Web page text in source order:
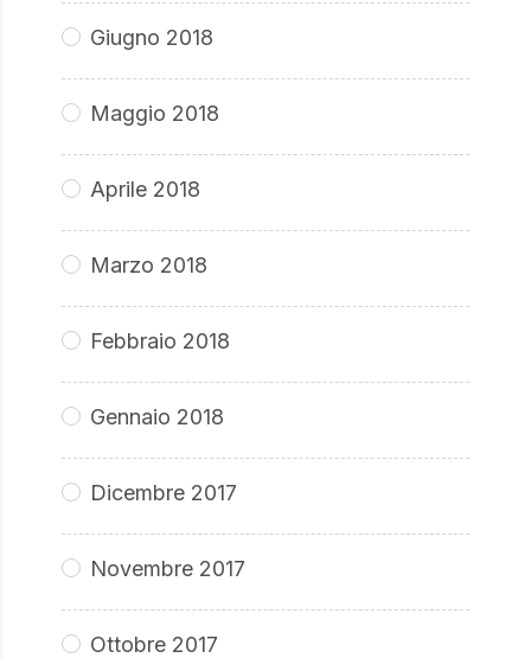
Giugno 2018
Maggio 2018
Aprile 2018
Marzo 2018
Febbraio 2018
Gennaio 2018
Dicembre 2017
Novembre 2017
Ottobre 2017